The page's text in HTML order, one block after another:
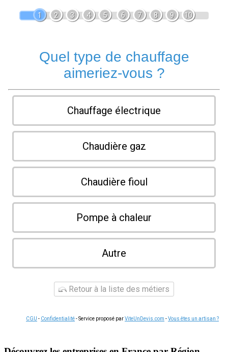
1 2 3 4 5 6 7 8 9 10
Quel type de chauffage
aimeriez-vous ?
Chauffage électrique
Chaudière gaz
Chaudière fioul
Pompe à chaleur
Autre
Retour à la liste des métiers
CGU - Confidentialité- Service proposé parViteUnDevis.com -Vous êtes un artisan ?